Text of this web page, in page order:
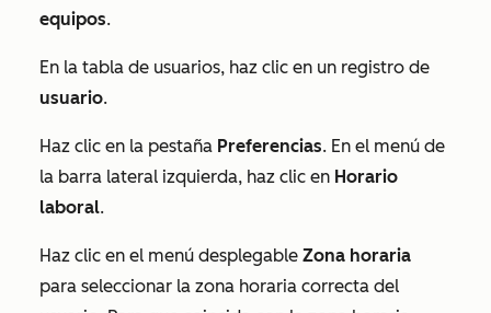
equipos.
En la tabla de usuarios, haz clic en un registro de
usuario.
Haz clic en la pestaña Preferencias. En el menú de
la barra lateral izquierda, haz clic en Horario
laboral.
Haz clic en el menú desplegable Zona horaria
para seleccionar la zona horaria correcta del